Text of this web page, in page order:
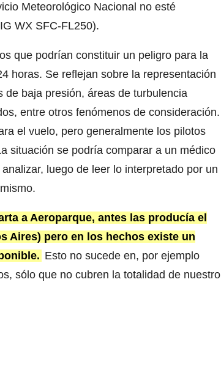
Meteorológico Nacional no esté
WX SFC-FL250).
que podrían constituir un peligro para la
horas. Se reflejan sobre la representación
baja presión, áreas de turbulencia
entre otros fenómenos de consideración.
el vuelo, pero generalmente los pilotos
situación se podría comparar a un médico
luego de leer lo interpretado por un
a Aeroparque, antes las producía el
Aires) pero en los hechos existe un
Esto no sucede en, por ejemplo
sólo que no cubren la totalidad de nuestro